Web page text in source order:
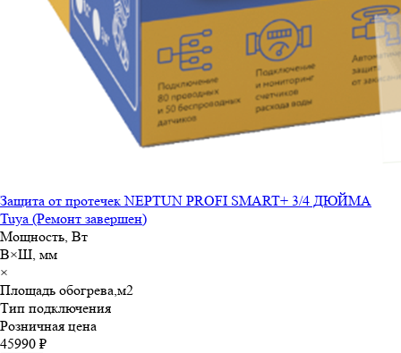
Защита от протечек NEPTUN PROFI SMART+ 3/4 ДЮЙМА
Tuya (Ремонт завершен)
Мощность, Вт
В×Ш, мм
×
Площадь обогрева,м2
Тип подключения
Розничная цена
45990 ₽